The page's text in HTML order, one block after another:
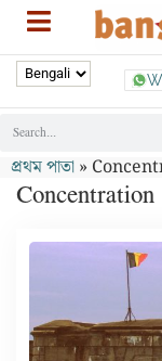
প্রথম পাতা »